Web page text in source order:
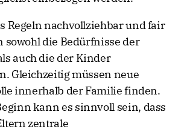
Regeln nachvollziehbar und fair
sowohl die Bedürfnisse der
auch die der Kinder
Gleichzeitig müssen neue
innerhalb der Familie finden.
kann es sinnvoll sein, dass
zentrale